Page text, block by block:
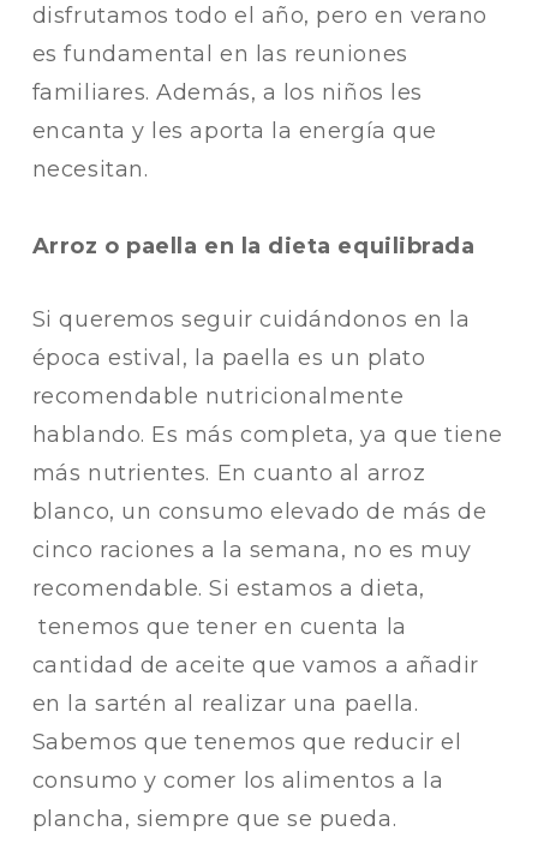
disfrutamos todo el año, pero en verano
es fundamental en las reuniones
familiares. Además, a los niños les
encanta y les aporta la energía que
necesitan.
Arroz o paella en la dieta equilibrada
Si queremos seguir cuidándonos en la
época estival, la paella es un plato
recomendable nutricionalmente
hablando. Es más completa, ya que tiene
más nutrientes. En cuanto al arroz
blanco, un consumo elevado de más de
cinco raciones a la semana, no es muy
recomendable. Si estamos a dieta,
tenemos que tener en cuenta la
cantidad de aceite que vamos a añadir
en la sartén al realizar una paella.
Sabemos que tenemos que reducir el
consumo y comer los alimentos a la
plancha, siempre que se pueda.